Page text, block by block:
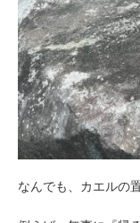
なんでも、カエルの